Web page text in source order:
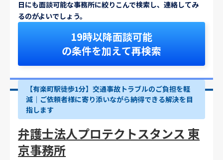
日にも面談可能な事務所に絞りこんで検索し、連絡してみ
るのがよいでしょう。
19時以降面談可能
の条件を加えて再検索
【有楽町駅徒歩1分】交通事故トラブルのご負担を軽
減｜ご依頼者様に寄り添いながら納得できる解決を目
指します
弁護士法人プロテクトスタンス 東
京事務所